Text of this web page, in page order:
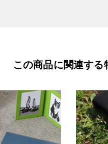
この商品に関連する